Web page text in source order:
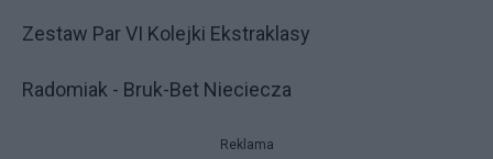
Zestaw Par VI Kolejki Ekstraklasy
Radomiak - Bruk-Bet Nieciecza
Reklama